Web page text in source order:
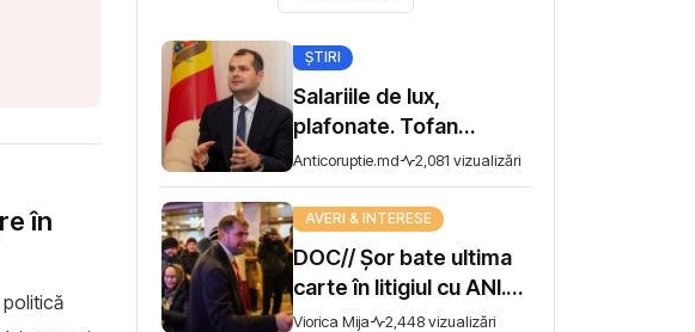
în
politică
ȘTIRI
Salariile de lux,
plafonate. Tofan
propune moratoriu
pentru prime și
bonusuri
Anticoruptie.md 2,081 vizualizări
AVERI & INTERESE
DOC// Șor bate ultima
carte în litigiul cu ANI.
Miza - 10 milioane de lei
Viorica Mija 2,448 vizualizări